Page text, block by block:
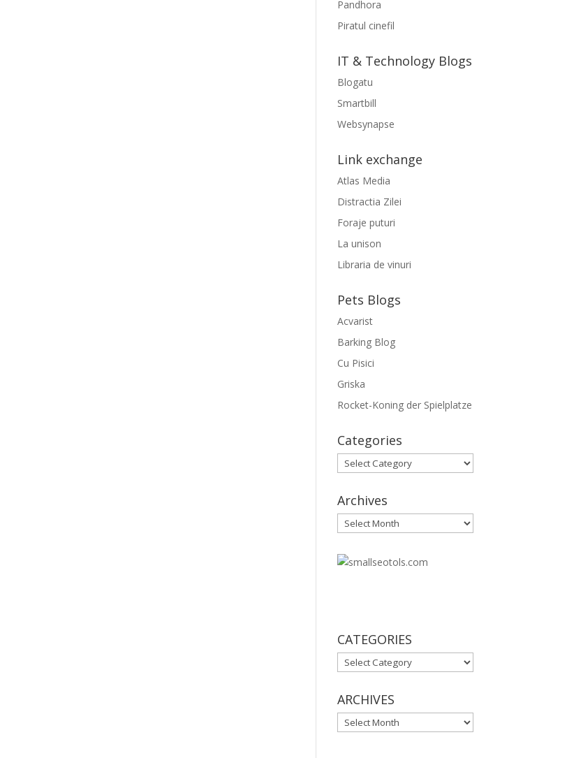
Pandhora
Piratul cinefil
IT & Technology Blogs
Blogatu
Smartbill
Websynapse
Link exchange
Atlas Media
Distractia Zilei
Foraje puturi
La unison
Libraria de vinuri
Pets Blogs
Acvarist
Barking Blog
Cu Pisici
Griska
Rocket-Koning der Spielplatze
Categories
Categories
Archives
Archives
CATEGORIES
CATEGORIES
ARCHIVES
ARCHIVES